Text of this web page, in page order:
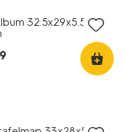
32.5x29x5.5cm